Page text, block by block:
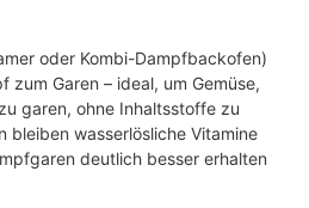
oder Kombi-Dampfbackofen)
zum Garen – ideal, um Gemüse,
garen, ohne Inhaltsstoffe zu
bleiben wasserlösliche Vitamine
deutlich besser erhalten